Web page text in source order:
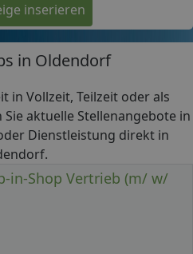
inserieren
in Oldendorf
in Vollzeit, Teilzeit oder als
aktuelle Stellenangebote in
Dienstleistung direkt in
in-Shop Vertrieb (m/ w/